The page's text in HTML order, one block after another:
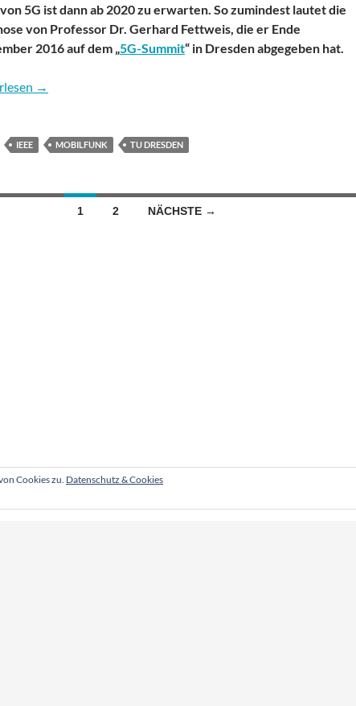
5G ist dann ab 2020 zu erwarten. So zumindest lautet die
von Professor Dr. Gerhard Fettweis, die er Ende
2016 auf dem „5G-Summit“ in Dresden abgegeben hat.
2016 in Dresden – auf dem Weg zum Mobilfunk der Zukunft
→
IEEE MOBILFUNK TU DRESDEN
1 2 NÄCHSTE →
Cookies zu. Datenschutz & Cookies